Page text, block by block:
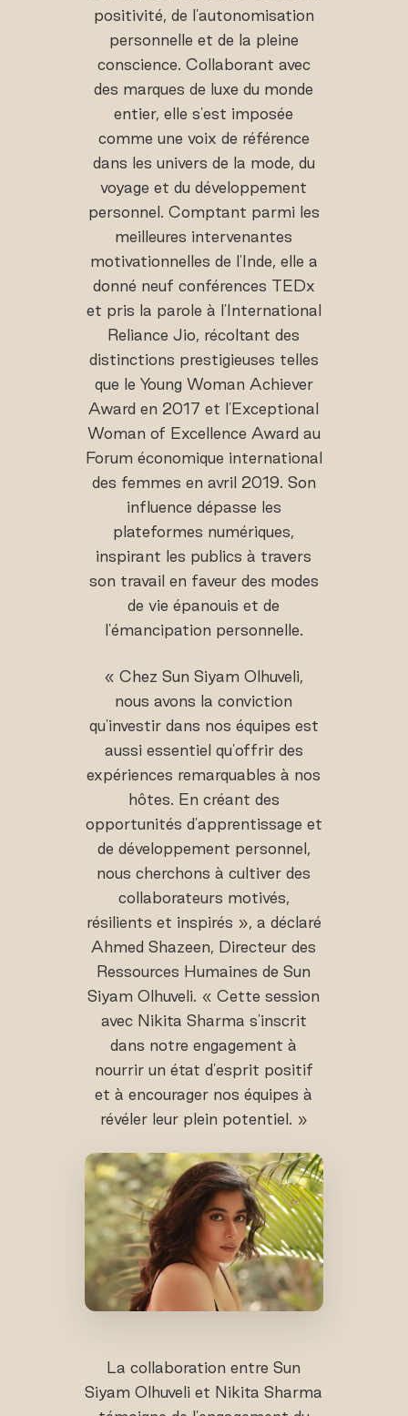
positivité, de l'autonomisation
personnelle et de la pleine
conscience. Collaborant avec
des marques de luxe du monde
entier, elle s'est imposée
comme une voix de référence
dans les univers de la mode, du
voyage et du développement
personnel. Comptant parmi les
meilleures intervenantes
motivationnelles de l'Inde, elle a
donné neuf conférences TEDx
et pris la parole à l'International
Reliance Jio, récoltant des
distinctions prestigieuses telles
que le Young Woman Achiever
Award en 2017 et l'Exceptional
Woman of Excellence Award au
Forum économique international
des femmes en avril 2019. Son
influence dépasse les
plateformes numériques,
inspirant les publics à travers
son travail en faveur des modes
de vie épanouis et de
l'émancipation personnelle.
« Chez Sun Siyam Olhuveli,
nous avons la conviction
qu'investir dans nos équipes est
aussi essentiel qu'offrir des
expériences remarquables à nos
hôtes. En créant des
opportunités d'apprentissage et
de développement personnel,
nous cherchons à cultiver des
collaborateurs motivés,
résilients et inspirés », a déclaré
Ahmed Shazeen, Directeur des
Ressources Humaines de Sun
Siyam Olhuveli. « Cette session
avec Nikita Sharma s'inscrit
dans notre engagement à
nourrir un état d'esprit positif
et à encourager nos équipes à
révéler leur plein potentiel. »
La collaboration entre Sun
Siyam Olhuveli et Nikita Sharma